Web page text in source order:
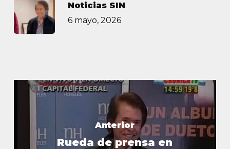
Noticias SIN
6 mayo, 2026
Anterior
Rueda de prensa en